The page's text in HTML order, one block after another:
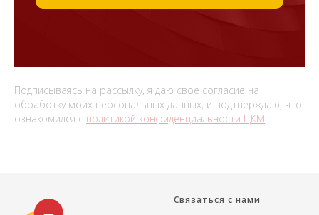
Подписываясь на рассылку, я даю свое согласие на
обработку моих персональных данных, и подтверждаю, что
ознакомился с политикой конфиденциальности ЦКМ
Связаться с нами